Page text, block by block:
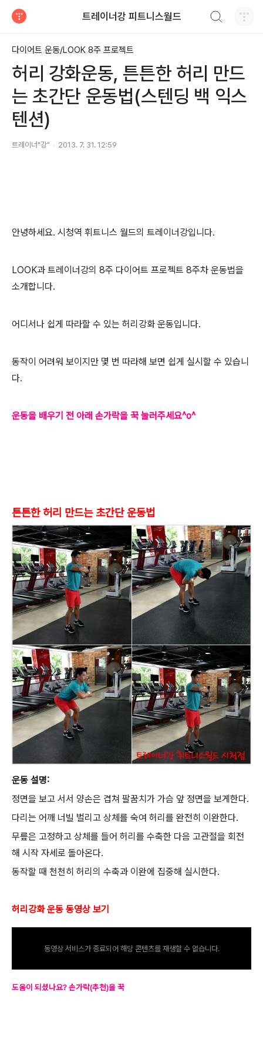
트레이너강 피트니스월드
다이어트 운동/LOOK 8주 프로젝트
허리 강화운동, 튼튼한 허리 만드
는 초간단 운동법(스텐딩 백 익스
텐션)
트레이너"강" 2013. 7. 31. 12:59
안녕하세요. 시청역 휘트니스 월드의 트레이너강입니다.
LOOK과 트레이너강의 8주 다이어트 프로젝트 8주차 운동법을
소개합니다.
어디서나 쉽게 따라할 수 있는 허리강화 운동입니다.
동작이 어려워 보이지만 몇 번 따라해 보면 쉽게 실시할 수 있습니
다.
운동을 배우기 전 아래 손가락을 꾹 눌러주세요^o^
튼튼한 허리 만드는 초간단운동법
운동 설명:
정면을 보고 서서 양손은 겹쳐 팔꿈치가 가슴 앞 정면을 보게한다.
다리는 어깨 너빌 벌리고 상체를 숙여 허리를 완전히 이완한다.
무릎은 고정하고 상체를 들어 허리를 수축한 다음 고관절을 회전
해 시작 자세로 돌아온다.
동작할 때 천천히 허리의 수축과 이완에 집중해 실시한다.
허리강화 운동 동영상 보기
동영상 서비스가 종료되어 해당 콘텐츠를 재생할 수 없습니다.
도움이 되셨나요? 손가락(추천)을 꾹